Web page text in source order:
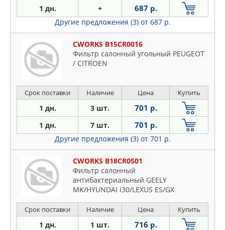
1 дн. + 687 р.
Другие предложения (3) от 687 р.
CWORKS B15CR0016
Фильтр салонный угольный PEUGEOT
/ CITROEN
Срок поставки Наличие Цена Купить
1 дн. 3 шт. 701 р.
1 дн. 7 шт. 701 р.
Другие предложения (3) от 701 р.
CWORKS B18CR0501
Фильтр салонный
антибактериальный GEELY
MK/HYUNDAI i30/LEXUS ES/GX
Срок поставки Наличие Цена Купить
1 дн. 1 шт. 716 р.